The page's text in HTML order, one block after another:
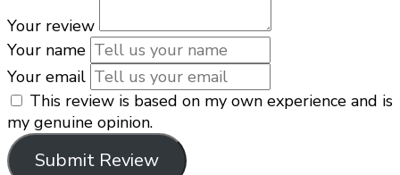
Your review
Your name
Your email
This review is based on my own experience and is
my genuine opinion.
Submit Review